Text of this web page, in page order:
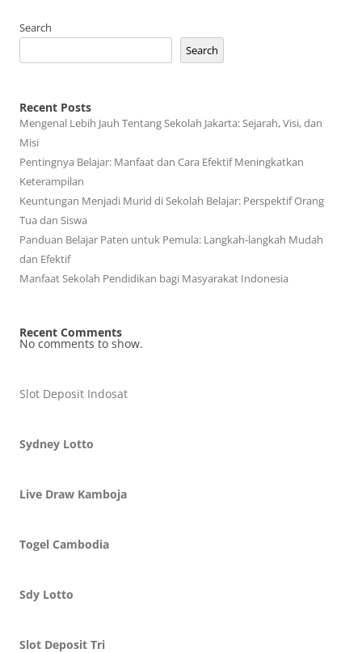
Search
Search
Recent Posts
Mengenal Lebih Jauh Tentang Sekolah Jakarta: Sejarah, Visi, dan
Misi
Pentingnya Belajar: Manfaat dan Cara Efektif Meningkatkan
Keterampilan
Keuntungan Menjadi Murid di Sekolah Belajar: Perspektif Orang
Tua dan Siswa
Panduan Belajar Paten untuk Pemula: Langkah-langkah Mudah
dan Efektif
Manfaat Sekolah Pendidikan bagi Masyarakat Indonesia
Recent Comments
No comments to show.
Slot Deposit Indosat
Sydney Lotto
Live Draw Kamboja
Togel Cambodia
Sdy Lotto
Slot Deposit Tri